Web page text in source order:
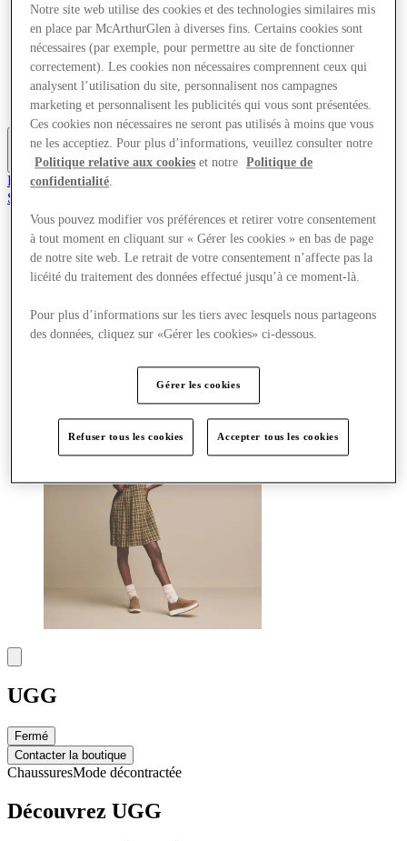
Magasins
Offres
Planifiez votre visite
Quoi de neuf
Mangez et buvez
Cartes cadeaux
Services
Plus
Rejoignez le club
Sauvé
Magasins
Offres
Planifiez votre visite
Mangez et buvez
Cartes cadeaux
Services
UGG
Fermé
Contacter la boutique
ChaussuresMode décontractée
Découvrez UGG
Notre site web utilise des cookies et des technologies similaires mis
en place par McArthurGlen à diverses fins. Certains cookies sont
nécessaires (par exemple, pour permettre au site de fonctionner
correctement). Les cookies non nécessaires comprennent ceux qui
analysent l’utilisation du site, personnalisent nos campagnes
marketing et personnalisent les publicités qui vous sont présentées.
Ces cookies non nécessaires ne seront pas utilisés à moins que vous
ne les acceptiez. Pour plus d’informations, veuillez consulter notre
Politique relative aux cookies et notre
Politique de
confidentialité
Vous pouvez modifier vos préférences et retirer votre consentement
à tout moment en cliquant sur « Gérer les cookies » en bas de page
de notre site web. Le retrait de votre consentement n’affecte pas la
licéité du traitement des données effectué jusqu’à ce moment-là.
Pour plus d’informations sur les tiers avec lesquels nous partageons
des données, cliquez sur «Gérer les cookies» ci-dessous.
Gérer les cookies
Refuser tous les cookies Accepter tous les cookies